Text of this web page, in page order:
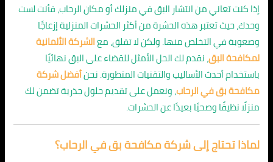
إذا كنت تعاني من انتشار البق في منزلك أو مكان الرحاب، فأنت لست
وحدك، حيث تعتبر هذه الحشرة من أكثر الحشرات المنزلية إزعاجًا
وصعوبة في التخلص منها. ولكن لا تقلق، معالشركة الألمانية
لمكافحة البق، نقدم لك الحل الأمثل للقضاء على البق نهائيًا
باستخدام أحدث الأساليب والتقنيات المتطورة. نحنأفضل شركة
مكافحة بق في الرحاب، ونعمل على تقديم حلول جذرية تضمن لك
منزلًا نظيفًا وصحيًا بعيدًا عن الحشرات.
لماذا تحتاج إلى شركة مكافحة بق في الرحاب؟